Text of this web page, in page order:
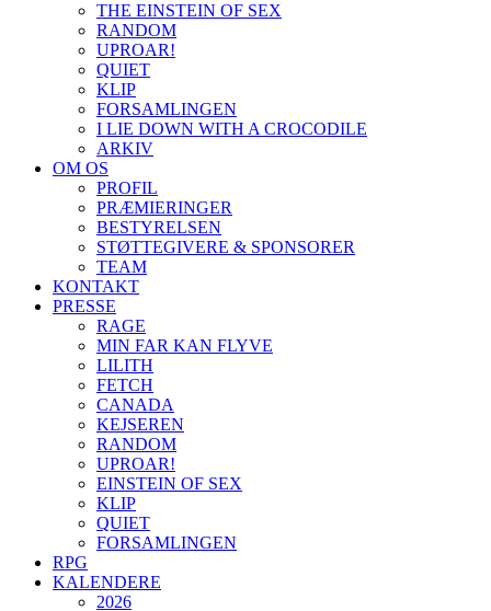
THE EINSTEIN OF SEX
RANDOM
UPROAR!
QUIET
KLIP
FORSAMLINGEN
I LIE DOWN WITH A CROCODILE
ARKIV
OM OS
PROFIL
PRÆMIERINGER
BESTYRELSEN
STØTTEGIVERE & SPONSORER
TEAM
KONTAKT
PRESSE
RAGE
MIN FAR KAN FLYVE
LILITH
FETCH
CANADA
KEJSEREN
RANDOM
UPROAR!
EINSTEIN OF SEX
KLIP
QUIET
FORSAMLINGEN
RPG
KALENDERE
2026